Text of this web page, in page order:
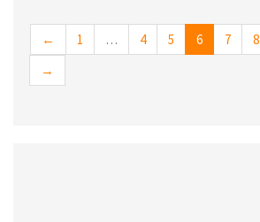
←
1 … 4 5 6 7 8
→